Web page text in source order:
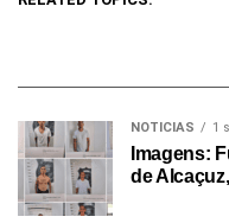
NOTICIAS 1
Imagens:
de